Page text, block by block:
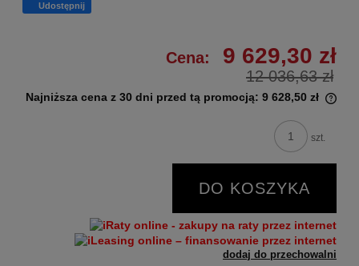
Udostępnij
Cena: 9 629,30 zł
12 036,63 zł
Najniższa cena z 30 dni przed tą promocją: 9 628,50 zł
szt.
DO KOSZYKA
dodaj do przechowalni